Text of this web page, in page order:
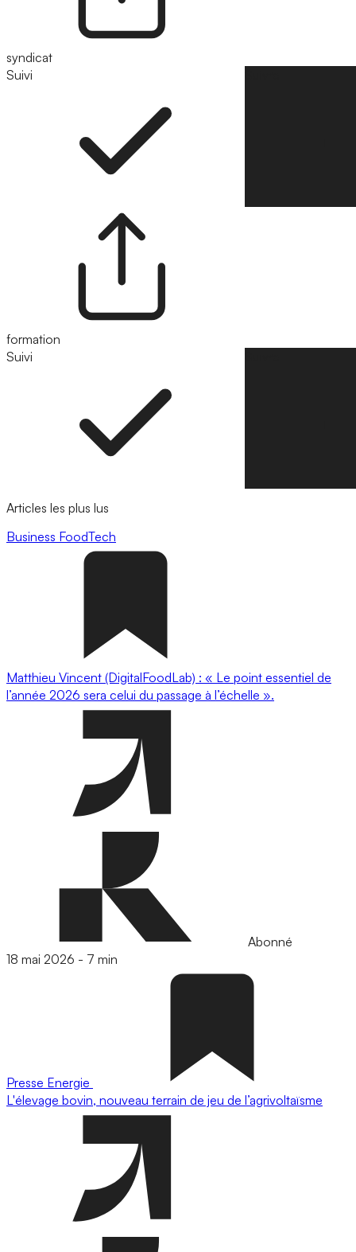
syndicat
Suivi
formation
Suivi
Articles les plus lus
Business FoodTech
Matthieu Vincent (DigitalFoodLab) : « Le point essentiel de
l’année 2026 sera celui du passage à l’échelle ».
Abonné
18 mai 2026 - 7 min
Presse Energie
L'élevage bovin, nouveau terrain de jeu de l’agrivoltaïsme